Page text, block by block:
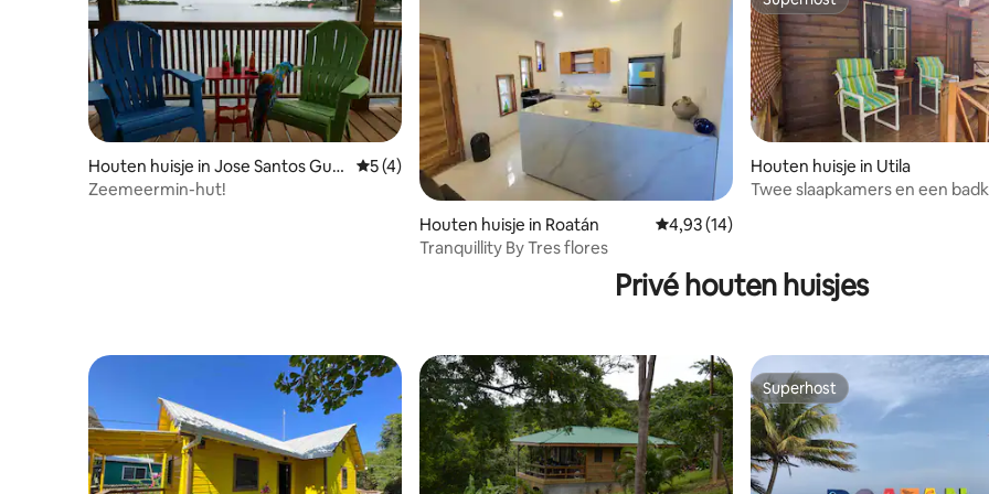
Houten huisje in Jose Santos Guar
diola
Gemiddelde beoordeling van 5 op 5, 4 recensies
5 (4)
Zeemeermin-hut!
Houten huisje in Roatán
Gemiddelde beoordeling van 4,93 op 5, 14
4,93 (14)
Tranquillity By Tres flores
Superhost
Houten huisje in Utila
Twee slaapkamers en een
Privé houten huisjes
Superhost
Superhost